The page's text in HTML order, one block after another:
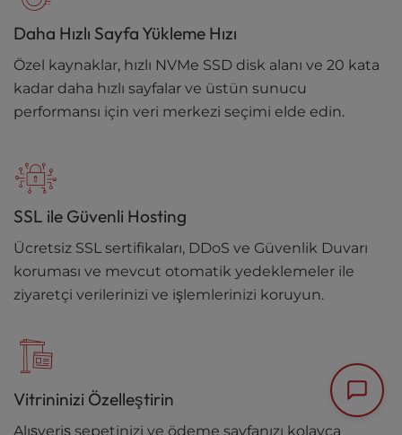
Daha Hızlı Sayfa Yükleme Hızı
Özel kaynaklar, hızlı NVMe SSD disk alanı ve 20 kata
kadar daha hızlı sayfalar ve üstün sunucu
performansı için veri merkezi seçimi elde edin.
SSL ile Güvenli Hosting
Ücretsiz SSL sertifikaları, DDoS ve Güvenlik Duvarı
koruması ve mevcut otomatik yedeklemeler ile
ziyaretçi verilerinizi ve işlemlerinizi koruyun.
Vitrininizi Özelleştirin
Alışveriş sepetinizi ve ödeme sayfanızı kolayca